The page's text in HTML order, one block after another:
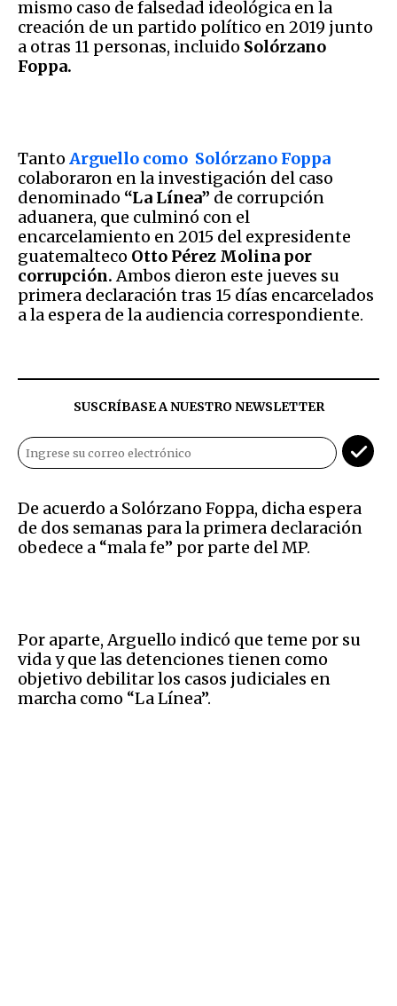
mismo caso de falsedad ideológica en la
creación de un partido político en 2019 junto
a otras 11 personas, incluido Solórzano
Foppa.
Tanto Arguello como Solórzano Foppa
colaboraron en la investigación del caso
denominado “La Línea” de corrupción
aduanera, que culminó con el
encarcelamiento en 2015 del expresidente
guatemalteco Otto Pérez Molina por
corrupción.Ambos dieron este jueves su
primera declaración tras 15 días encarcelados
a la espera de la audiencia correspondiente.
SUSCRÍBASE A NUESTRO NEWSLETTER
De acuerdo a Solórzano Foppa, dicha espera
de dos semanas para la primera declaración
obedece a “mala fe” por parte del MP.
Por aparte, Arguello indicó que teme por su
vida y que las detenciones tienen como
objetivo debilitar los casos judiciales en
marcha como “La Línea”.